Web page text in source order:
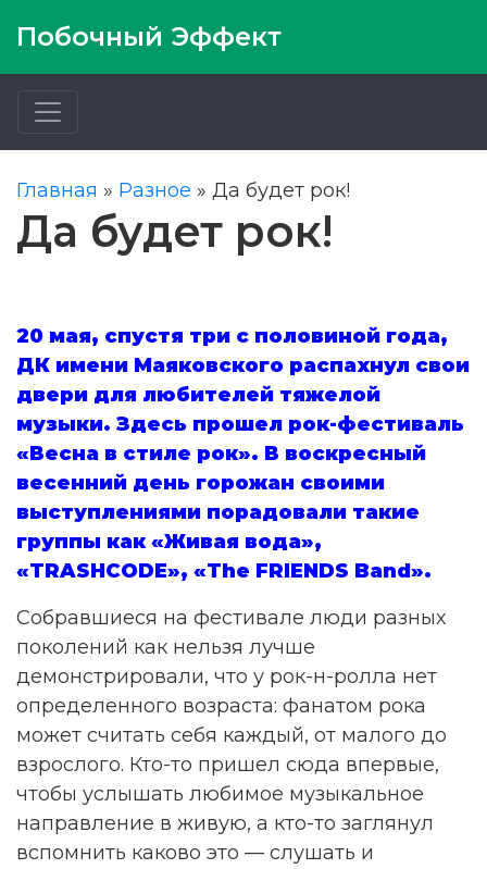
Побочный Эффект
Главная » Разное » Да будет рок!
Да будет рок!
20 мая, спустя три с половиной года,
ДК имени Маяковского распахнул свои
двери для любителей тяжелой
музыки. Здесь прошел рок-фестиваль
«Весна в стиле рок». В воскресный
весенний день горожан своими
выступлениями порадовали такие
группы как «Живая вода»,
«TRASHCODE», «The FRIENDS Band».
Собравшиеся на фестивале люди разных
поколений как нельзя лучше
демонстрировали, что у рок-н-ролла нет
определенного возраста: фанатом рока
может считать себя каждый, от малого до
взрослого. Кто-то пришел сюда впервые,
чтобы услышать любимое музыкальное
направление в живую, а кто-то заглянул
вспомнить каково это — слушать и